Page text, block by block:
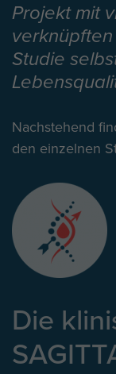
Projekt mit
Studie
Nachstehend
den einzelnen
Die